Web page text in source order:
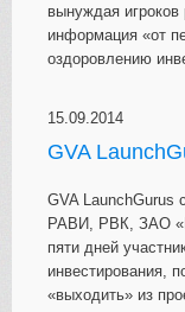
вынуждая
информация «от
оздоровлению
15.09.2014
GVA
GVA LaunchGurus
РАВИ, РВК, ЗАО
пяти дней
инвестирования,
«выходить» из